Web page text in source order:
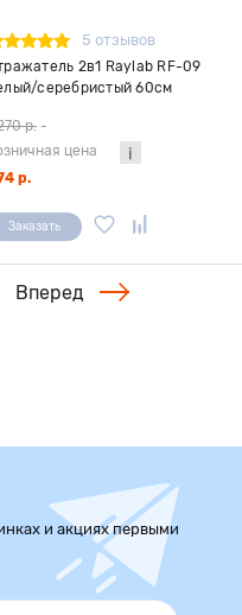
5 отзывов
2в1 Raylab RF-09
серебристый 60см
р. -
цена
р.
Заказать
Вперед
и акциях первыми